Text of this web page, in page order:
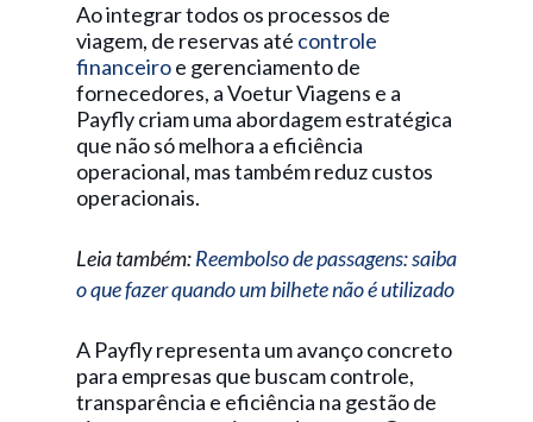
Ao integrar todos os processos de
viagem, de reservas até controle
financeiroe gerenciamento de
fornecedores, a Voetur Viagens e a
Payfly criam uma abordagem estratégica
que não só melhora a eficiência
operacional, mas também reduz custos
operacionais.
Leia também:Reembolso de passagens: saiba
o que fazer quando um bilhete não é utilizado
A Payfly representa um avanço concreto
para empresas que buscam controle,
transparência e eficiência na gestão de